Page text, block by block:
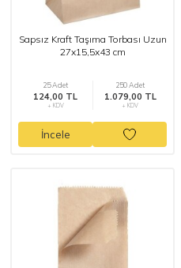
Sapsız Kraft Taşıma Torbası Uzun
27x15,5x43 cm
25 Adet
124,00 TL
+ KDV
250 Adet
1.079,00 TL
+ KDV
İncele